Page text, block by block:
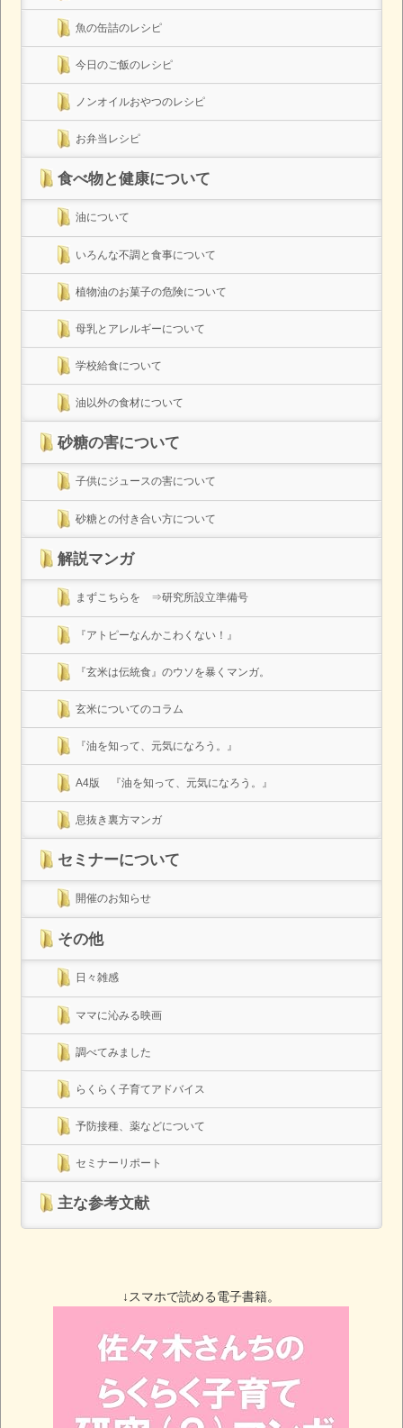
魚の缶詰のレシピ
今日のご飯のレシピ
ノンオイルおやつのレシピ
お弁当レシピ
食べ物と健康について
油について
いろんな不調と食事について
植物油のお菓子の危険について
母乳とアレルギーについて
学校給食について
油以外の食材について
砂糖の害について
子供にジュースの害について
砂糖との付き合い方について
解説マンガ
まずこちらを ⇒研究所設立準備号
『アトピーなんかこわくない！』
『玄米は伝統食』のウソを暴くマンガ。
玄米についてのコラム
『油を知って、元気になろう。』
A4版 『油を知って、元気になろう。』
息抜き裏方マンガ
セミナーについて
開催のお知らせ
その他
日々雑感
ママに沁みる映画
調べてみました
らくらく子育てアドバイス
予防接種、薬などについて
セミナーリポート
主な参考文献
↓スマホで読める電子書籍。